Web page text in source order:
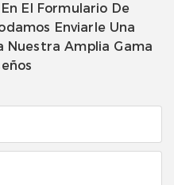
El Formulario De
Enviarle Una
Nuestra Amplia Gama